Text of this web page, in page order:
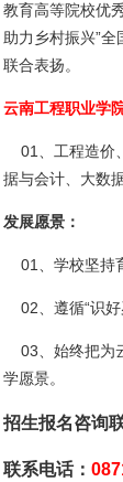
教育高等院校优
助力乡村振兴”
联合表扬。
云南工程职业学
01、工程造价
据与会计、大数
发展愿景：
01、学校坚持
02、遵循“识好
03、始终把为
学愿景。
招生报名咨询
联系电话：